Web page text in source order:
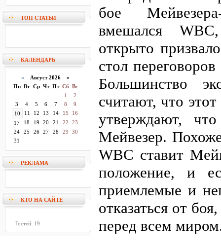
ТОП СТАТЬИ
КАЛЕНДАРЬ
«
Август 2026 »
Пн Вт Ср Чт Пт Сб Вс
1
2
3
4 5 6 7 8
9
10
11 12 13 14 15
16
17
18 19 20 21 22
23
24
25 26 27 28 29
30
31
РЕКЛАМА
КТО НА САЙТЕ
Гостей: 19
бое
вмешался
открыто
стол
Большинство
считают, что
утверждают,
Мейвезер.
WBC ставит
положение, и
приемлемые и
отказаться от
перед всем